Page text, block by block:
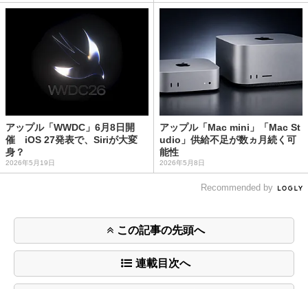
アップル「WWDC」6月8日開
催 iOS 27発表で、Siriが大変
身？
2026年5月19日
アップル「Mac mini」「Mac St
udio」供給不足が数ヵ月続く可
能性
2026年5月8日
Recommended by
この記事の先頭へ
連載目次へ